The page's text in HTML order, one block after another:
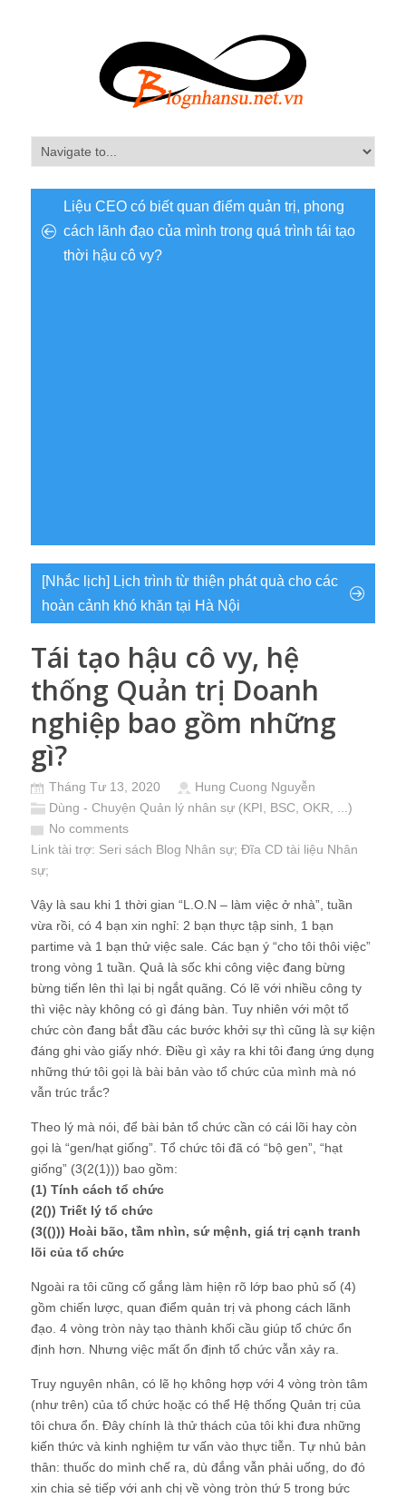
Liệu CEO có biết quan điểm quản trị, phong
cách lãnh đạo của mình trong quá trình tái tạo
thời hậu cô vy?
[Nhắc lịch] Lịch trình từ thiện phát quà cho các
hoàn cảnh khó khăn tại Hà Nội
Tái tạo hậu cô vy, hệ
thống Quản trị Doanh
nghiệp bao gồm những
gì?
Tháng Tư 13, 2020
Hung Cuong Nguyễn
Dùng - Chuyện Quản lý nhân sự (KPI, BSC, OKR, ...)
No comments
Link tài trợ: Seri sách Blog Nhân sự; Đĩa CD tài liệu Nhân
sự;
Vậy là sau khi 1 thời gian “L.O.N – làm việc ở nhà”, tuần
vừa rồi, có 4 bạn xin nghỉ: 2 bạn thực tập sinh, 1 bạn
partime và 1 bạn thử việc sale. Các bạn ý “cho tôi thôi việc”
trong vòng 1 tuần. Quả là sốc khi công việc đang bừng
bừng tiến lên thì lại bị ngắt quãng. Có lẽ với nhiều công ty
thì việc này không có gì đáng bàn. Tuy nhiên với một tổ
chức còn đang bắt đầu các bước khởi sự thì cũng là sự kiện
đáng ghi vào giấy nhớ. Điều gì xảy ra khi tôi đang ứng dụng
những thứ tôi gọi là bài bản vào tổ chức của mình mà nó
vẫn trúc trắc?
Theo lý mà nói, để bài bản tổ chức cần có cái lõi hay còn
gọi là “gen/hạt giống”. Tổ chức tôi đã có “bộ gen”, “hạt
giống” (3(2(1))) bao gồm:
(1) Tính cách tổ chức
(2()) Triết lý tổ chức
(3(())) Hoài bão, tầm nhìn, sứ mệnh, giá trị cạnh tranh
lõi của tổ chức
Ngoài ra tôi cũng cố gắng làm hiện rõ lớp bao phủ số (4)
gồm chiến lược, quan điểm quản trị và phong cách lãnh
đạo. 4 vòng tròn này tạo thành khối cầu giúp tổ chức ổn
định hơn. Nhưng việc mất ổn định tổ chức vẫn xảy ra.
Truy nguyên nhân, có lẽ họ không hợp với 4 vòng tròn tâm
(như trên) của tổ chức hoặc có thể Hệ thống Quản trị của
tôi chưa ổn. Đây chính là thử thách của tôi khi đưa những
kiến thức và kinh nghiệm tư vấn vào thực tiễn. Tự nhủ bản
thân: thuốc do mình chế ra, dù đắng vẫn phải uống, do đó
xin chia sẻ tiếp với anh chị về vòng tròn thứ 5 trong bức